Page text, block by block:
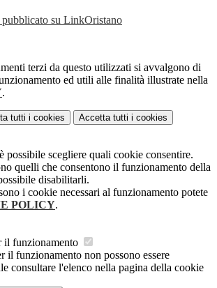
su LinkOristano
terzi da questo utilizzati si avvalgono di
ed utili alle finalità illustrate nella
.
tutti i cookies Accetta tutti i cookies
possibile scegliere quali cookie consentire.
quelli che consentono il funzionamento della
disabilitarli.
i cookie necessari al funzionamento potete
POLICY.
il funzionamento
il funzionamento non possono essere
consultare l'elenco nella pagina della cookie